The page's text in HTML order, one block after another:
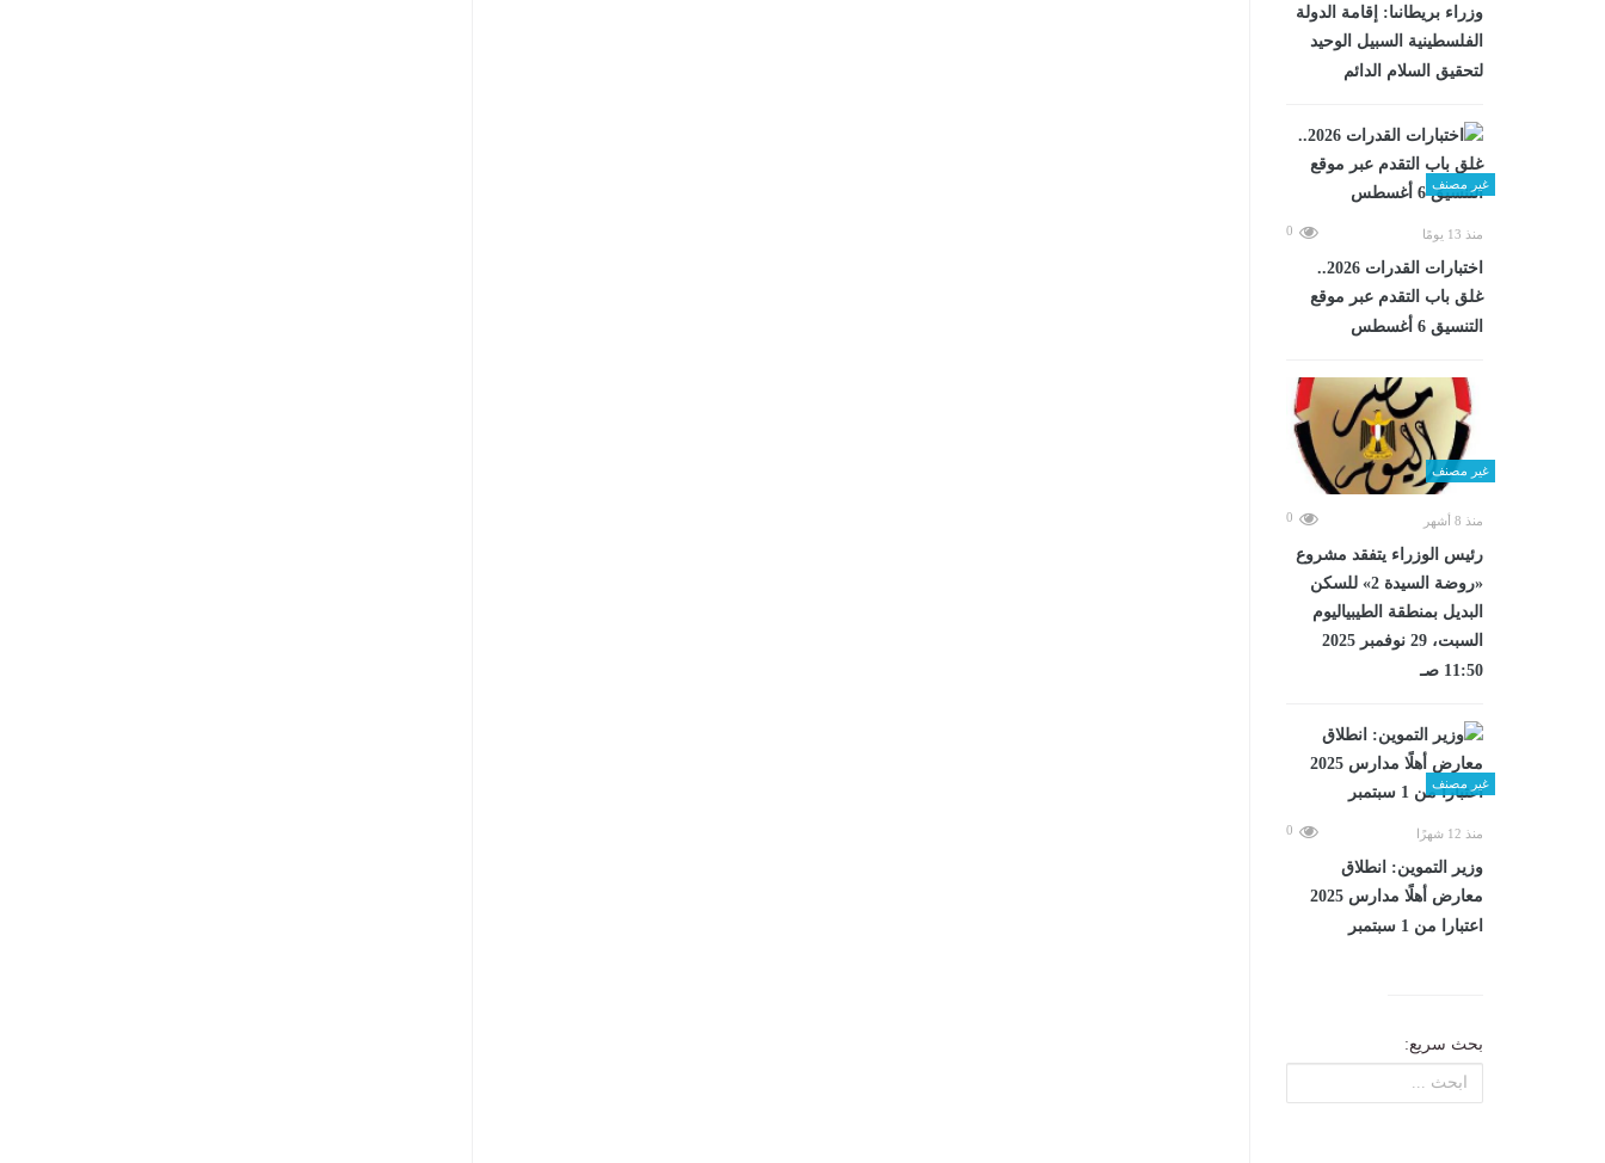
وزراء بريطانىا: إقامة الدولة
الفلسطينية السبيل الوحيد
لتحقيق السلام الدائم
غير مصنف
منذ 13 يومًا 0
اختبارات القدرات 2026..
غلق باب التقدم عبر موقع
التنسيق 6 أغسطس
غير مصنف
منذ 8 أشهر 0
رئيس الوزراء يتفقد مشروع
«روضة السيدة 2» للسكن
البديل بمنطقة الطيبياليوم
السبت، 29 نوفمبر 2025
11:50 صـ
غير مصنف
منذ 12 شهرًا 0
وزير التموين: انطلاق
معارض أهلًا مدارس 2025
اعتبارا من 1 سبتمبر
بحث سريع: